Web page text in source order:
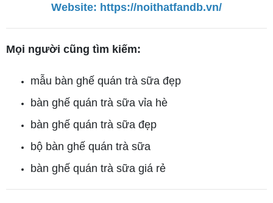
Website: https://noithatfandb.vn/
Mọi người cũng tìm kiếm:
mẫu bàn ghế quán trà sữa đẹp
bàn ghế quán trà sữa vỉa hè
bàn ghế quán trà sữa đẹp
bộ bàn ghế quán trà sữa
bàn ghế quán trà sữa giá rẻ